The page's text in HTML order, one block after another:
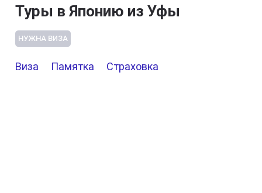
Туры в Японию из Уфы
НУЖНА ВИЗА
Виза Памятка Страховка